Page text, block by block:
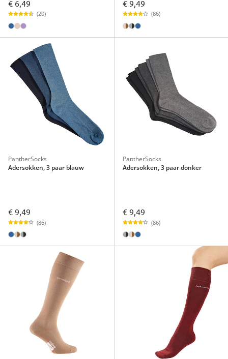
€ 6,49
(20)
€ 9,49
(86)
PantherSocks
Adersokken, 3 paar blauw
€ 9,49
(86)
PantherSocks
Adersokken, 3 paar donker
€ 9,49
(86)